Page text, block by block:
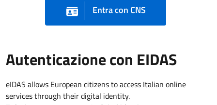
Entra con CNS
Autenticazione con EIDAS
eIDAS allows European citizens to access Italian online
services through their digital identity.